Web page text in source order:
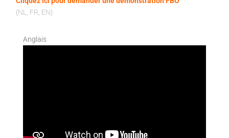
(NL, FR, EN)
Anglais